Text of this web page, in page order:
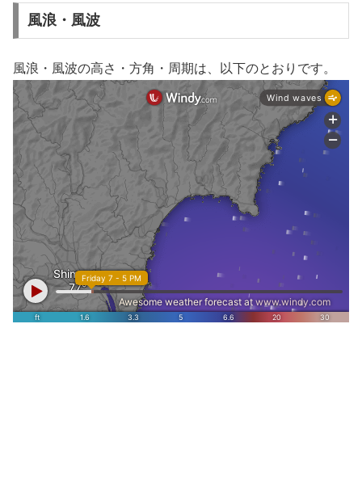
風浪・風波
風浪・風波の高さ・方角・周期は、以下のとおりです。